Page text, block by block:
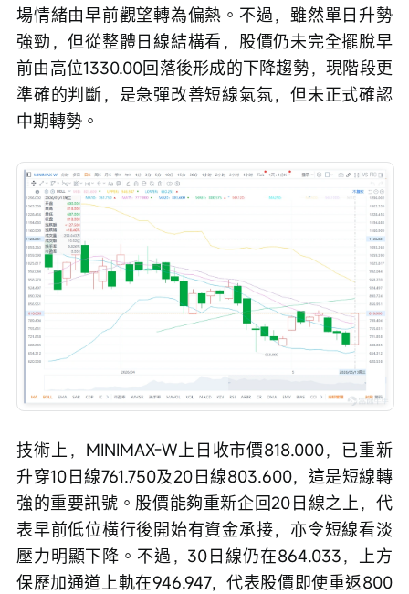
場情緒由早前觀望轉為偏熱。不過，雖然單日升勢
強勁，但從整體日線結構看，股價仍未完全擺脫早
前由高位1330.00回落後形成的下降趨勢，現階段更
準確的判斷，是急彈改善短線氣氛，但未正式確認
中期轉勢。
技術上，MINIMAX-W上日收市價818.000，已重新
升穿10日線761.750及20日線803.600，這是短線轉
強的重要訊號。股價能夠重新企回20日線之上，代
表早前低位橫行後開始有資金承接，亦令短線看淡
壓力明顯下降。不過，30日線仍在864.033，上方
保歷加通道上軌在946.947，代表股價即使重返800